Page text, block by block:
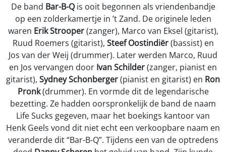
De band Bar-B-Qis ooit begonnen als vriendenbandje
op een zolderkamertje in ’t Zand. De originele leden
waren Erik Strooper(zanger), Marco van Eksel (gitarist),
Ruud Roemers (gitarist), Steef Oostindiër(bassist) en
Jos van der Weij (drummer). Later werden Marco, Ruud
en Jos vervangen door Ivan Schilder(zanger, pianist en
gitarist), Sydney Schonberger(pianist en gitarist) en Ron
Pronk(drummer). En vormde dit de legendarische
bezetting. Ze hadden oorspronkelijk de band de naam
Life Sucks gegeven, maar het boekings kantoor van
Henk Geels vond dit niet echt een verkoopbare naam en
veranderde dit “Bar-B-Q”. Tijdens een van de optredens